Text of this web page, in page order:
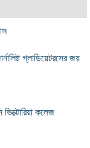
গ্লাডিয়েটরসের জয়
কলেজ